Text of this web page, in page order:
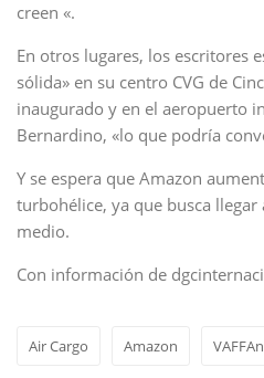
creen «.
En otros lugares, los escritores
sólida» en su centro CVG de
inaugurado y en el aeropuerto
Bernardino, «lo que podría
Y se espera que Amazon
turbohélice, ya que busca
medio.
Con información de
Air Cargo Amazon